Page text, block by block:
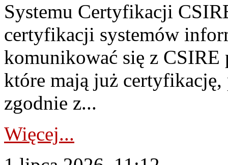
Systemu Certyfikacji
certyfikacji systemów
komunikować się z
które mają już
zgodnie z...
Więcej...